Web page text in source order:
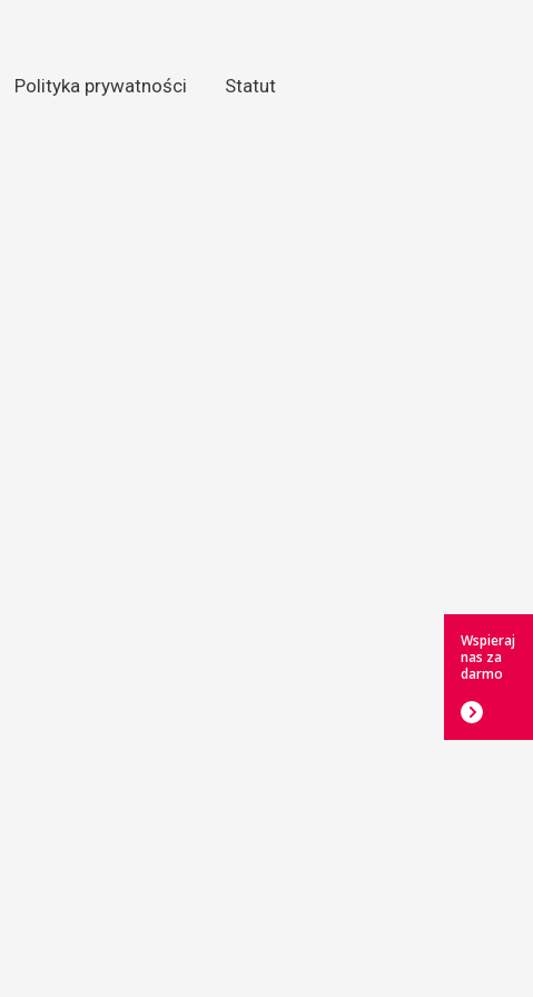
Polityka prywatności Statut
Wspieraj
nas za
darmo